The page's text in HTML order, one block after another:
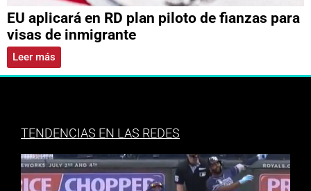
EU aplicará en RD plan piloto de fianzas para
visas de inmigrante
Leer más
TENDENCIAS EN LAS REDES